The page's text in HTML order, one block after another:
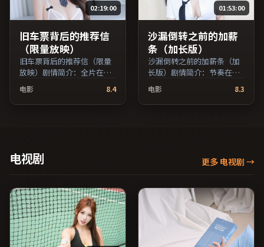
容，便于检索与比对。（国
产影视资源大全免费条目索
引，支持片名与演员交叉检
索。）
02:19:00
旧车票背后的推荐信
（限量放映）
旧车票背后的推荐信（限量
放映）剧情简介：全片在时
间与记忆的缝隙里穿梭，配
乐与声场强化了情绪的层次
感；由刁亦男执导，全度
年1月24日于中国大陆地区院
线首映，网络平台同步更新
看。（国产影视资源大全免
费条目索引，支持片名与演
员交叉检索。）
电影 8.4
01:53:00
沙漏倒转之前的加薪
条（加长版）
沙漏倒转之前的加薪条（加
长版）剧情简介：节奏在沉
静与爆发之间交替，悬念逐
步揭开却保留开放式回味；
由诺兰执导，佛罗伦斯·
平台同步更新片源。整体观
源大全免费条目索引，支持
片名与演员交叉检索。）
电影 8.3
电视剧 更多 电视剧 →